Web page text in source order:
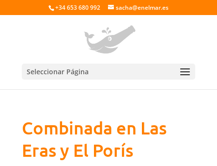
+34 653 680 992 sacha@enelmar.es
Seleccionar Página
Combinada en Las
Eras y El Porís